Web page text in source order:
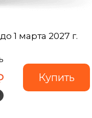
1 марта 2027 г.